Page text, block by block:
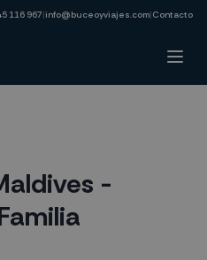
a nuestra newsletter para
116 967|info@buceoyviajes.com|Contacto
-